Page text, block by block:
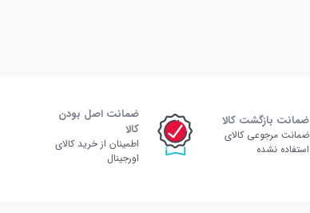
ضمانت بازگشت کالا
ضمانت مرجوعی کالای
استفاده نشده
ضمانت اصل بودن
کالا
اطمینان از خرید کالای
اورجینال